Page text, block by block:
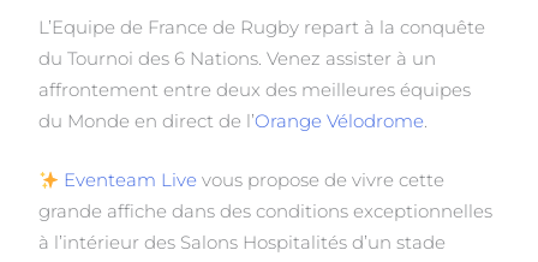
L’Equipe de France de Rugby repart à la conquête
du Tournoi des 6 Nations. Venez assister à un
affrontement entre deux des meilleures équipes
du Monde en direct de l’Orange Vélodrome.
Eventeam Live vous propose de vivre cette
grande affiche dans des conditions exceptionnelles
à l’intérieur des Salons Hospitalités d’un stade